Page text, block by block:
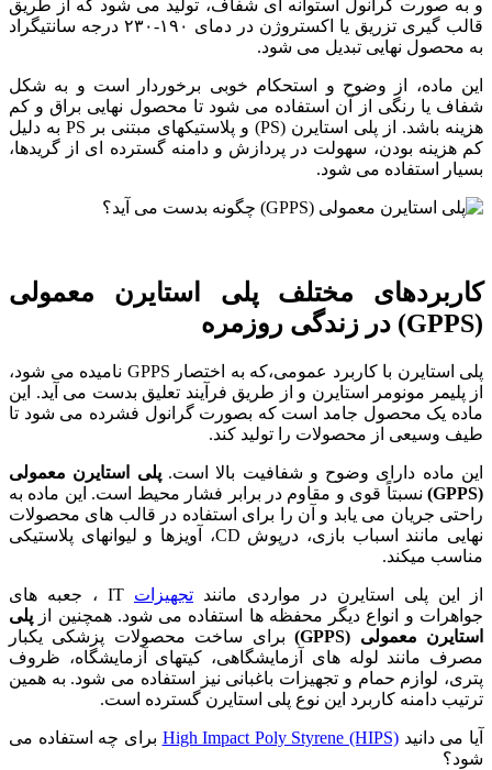
و به صورت گرانول استوانه ای شفاف، تولید می شود که از طریق
قالب گیری تزریق یا اکستروژن در دمای ۱۹۰-۲۳۰ درجه سانتیگراد
به محصول نهایی تبدیل می شود.
این ماده، از وضوح و استحکام خوبی برخوردار است و به شکل
شفاف یا رنگی از آن استفاده می شود تا محصول نهایی براق و کم
هزینه باشد. از پلی استایرن (PS) و پلاستیکهای مبتنی بر PS به دلیل
کم هزینه بودن، سهولت در پردازش و دامنه گسترده ای از گریدها،
بسیار استفاده می شود.
کاربردهای مختلف پلی استایرن معمولی
(GPPS) در زندگی روزمره
پلی استایرن با کاربرد عمومی،که به اختصار GPPS نامیده می شود،
از پلیمر مونومر استایرن و از طریق فرآیند تعلیق بدست می آید. این
ماده یک محصول جامد است که بصورت گرانول فشرده می شود تا
طیف وسیعی از محصولات را تولید کند.
این ماده دارای وضوح و شفافیت بالا است.پلی استایرن معمولی
(GPPS)
نسبتاً قوی و مقاوم در برابر فشار محیط است. این ماده به
راحتی جریان می یابد و آن را برای استفاده در قالب های محصولات
نهایی مانند اسباب بازی، درپوش CD، آویزها و لیوانهای پلاستیکی
مناسب میکند.
از این پلی استایرن در مواردی مانند تجهیزات
IT ، جعبه های
جواهرات و انواع دیگر محفظه ها استفاده می شود. همچنین از پلی
استایرن معمولی (GPPS)
برای ساخت محصولات پزشکی یکبار
مصرف مانند لوله های آزمایشگاهی، کیتهای آزمایشگاه، ظروف
پتری، لوازم حمام و تجهیزات باغبانی نیز استفاده می شود. به همین
ترتیب دامنه کاربرد این نوع پلی استایرن گسترده است.
آیا می دانید High Impact Poly Styrene (HIPS) برای چه استفاده می
شود؟